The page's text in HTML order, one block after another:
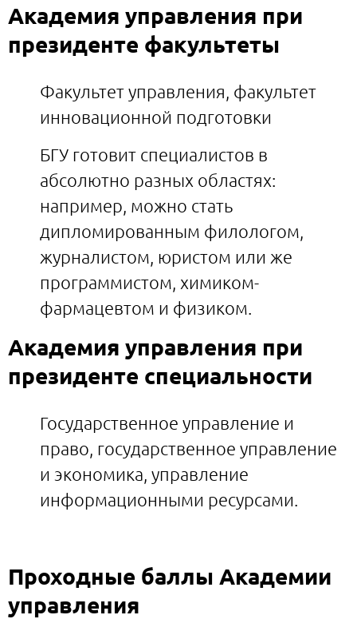
Академия управления при
президенте факультеты
Факультет управления, факультет
инновационной подготовки
БГУ готовит специалистов в
абсолютно разных областях:
например, можно стать
дипломированным филологом,
журналистом, юристом или же
программистом, химиком-
фармацевтом и физиком.
Академия управления при
президенте специальности
Государственное управление и
право, государственное управление
и экономика, управление
информационными ресурсами.
Проходные баллы Академии
управления